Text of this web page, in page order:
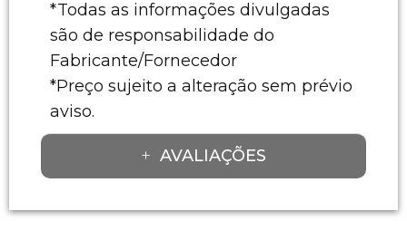
*Todas as informações divulgadas
são de responsabilidade do
Fabricante/Fornecedor
*Preço sujeito a alteração sem prévio
aviso.
AVALIAÇÕES